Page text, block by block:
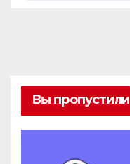
Вы пропустили